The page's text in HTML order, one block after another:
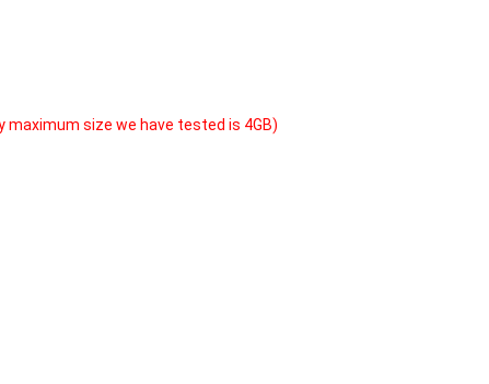
maximum size we have tested is 4GB)